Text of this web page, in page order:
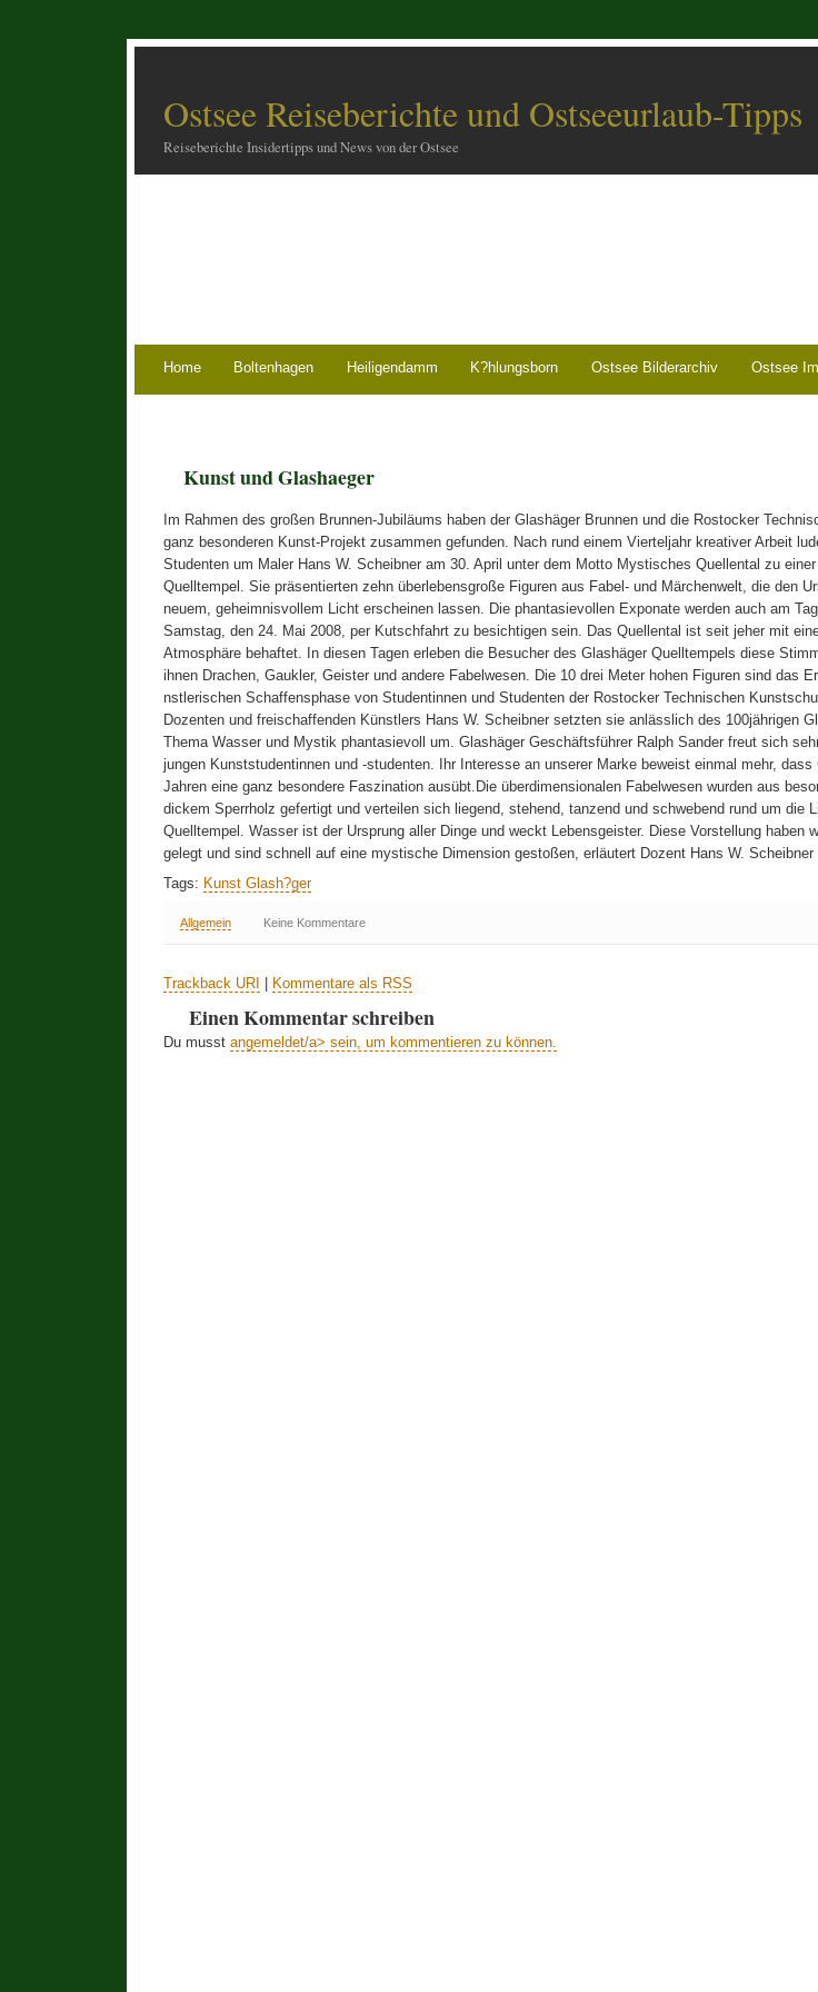
Ostsee Reiseberichte und Ostseeurlaub-Tipps
Reiseberichte Insidertipps und News von der Ostsee
Home Boltenhagen Heiligendamm K?hlungsborn Ostsee Bilderarchiv Ostsee
Kunst und Glashaeger
Im Rahmen des großen Brunnen-Jubiläums haben der Glashäger Brunnen und die Rostocker
ganz besonderen Kunst-Projekt zusammen gefunden. Nach rund einem Vierteljahr kreativer Arbeit
Studenten um Maler Hans W. Scheibner am 30. April unter dem Motto Mystisches Quellental zu
Quelltempel. Sie präsentierten zehn überlebensgroße Figuren aus Fabel- und Märchenwelt, die den
neuem, geheimnisvollem Licht erscheinen lassen. Die phantasievollen Exponate werden auch am
Samstag, den 24. Mai 2008, per Kutschfahrt zu besichtigen sein. Das Quellental ist seit jeher mit
Atmosphäre behaftet. In diesen Tagen erleben die Besucher des Glashäger Quelltempels diese
ihnen Drachen, Gaukler, Geister und andere Fabelwesen. Die 10 drei Meter hohen Figuren sind das
nstlerischen Schaffensphase von Studentinnen und Studenten der Rostocker Technischen
Dozenten und freischaffenden Künstlers Hans W. Scheibner setzten sie anlässlich des 100jährigen
Thema Wasser und Mystik phantasievoll um. Glashäger Geschäftsführer Ralph Sander freut sich
jungen Kunststudentinnen und -studenten. Ihr Interesse an unserer Marke beweist einmal mehr, dass
Jahren eine ganz besondere Faszination ausübt.Die überdimensionalen Fabelwesen wurden aus
dickem Sperrholz gefertigt und verteilen sich liegend, stehend, tanzend und schwebend rund um die
Quelltempel. Wasser ist der Ursprung aller Dinge und weckt Lebensgeister. Diese Vorstellung haben
gelegt und sind schnell auf eine mystische Dimension gestoßen, erläutert Dozent Hans W.
Tags: Kunst Glash?ger
Allgemein Keine Kommentare
Trackback URI Kommentare als RSS
Einen Kommentar schreiben
Du musst angemeldet/a> sein, um kommentieren zu können.